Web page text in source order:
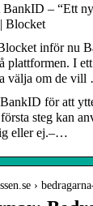
– “Ett
Blocket
inför nu
plattformen. I
välja om de
för att
steg kan
eller ej.–…
›